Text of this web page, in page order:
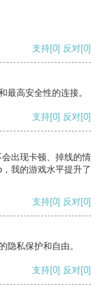
支持[0] 反对[0]
最高安全性的连接。
支持[0] 反对[0]
出现卡顿、掉线的情
我的游戏水平提升了
支持[0] 反对[0]
隐私保护和自由。
支持[0] 反对[0]